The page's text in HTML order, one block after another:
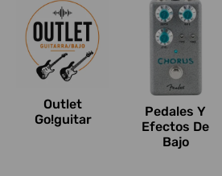
Outlet
Go!guitar
Pedales Y
Efectos De
Bajo